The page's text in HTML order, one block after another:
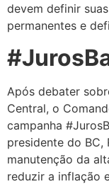
devem definir
permanentes e
Após debater
Central, o
campanha
presidente do BC,
manutenção da
reduzir a inflação